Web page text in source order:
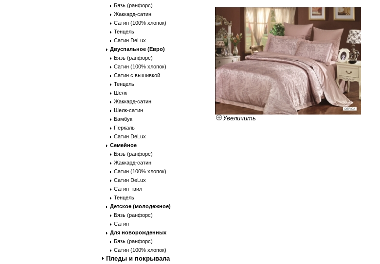
Бязь (ранфорс)
Жаккард-сатин
Сатин (100% хлопок)
Тенцель
Сатин DeLux
Двуспальное (Евро)
Бязь (ранфорс)
Сатин (100% хлопок)
Сатин с вышивкой
Тенцель
Шелк
Жаккард-сатин
Шелк-сатин
Бамбук
Перкаль
Сатин DeLux
Семейное
Бязь (ранфорс)
Жаккард-сатин
Сатин (100% хлопок)
Сатин DeLux
Сатин-твил
Тенцель
Детское (молодежное)
Бязь (ранфорс)
Сатин
Для новорожденных
Бязь (ранфорс)
Сатин (100% хлопок)
Пледы и покрывала
Увеличить